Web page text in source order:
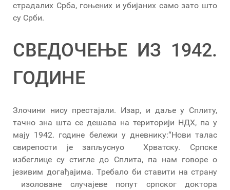
страдалих Срба, гоњених и убијаних само зато што
су Срби.
СВЕДОЧЕЊЕ ИЗ 1942.
ГОДИНЕ
Злочини нису престајали. Изар, и даље у Сплиту,
тачно зна шта се дешава на територији НДХ, па у
мају 1942. године бележи у дневнику:“Нови талас
свирепости је запљуснуо Хрватску. Српске
избеглице су стигле до Сплита, па нам говоре о
језивим догађајима. Требало би ставити на страну
изоловане случајеве попут српског доктора